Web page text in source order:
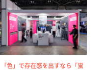
「色」で存在感を出すなら「蛍